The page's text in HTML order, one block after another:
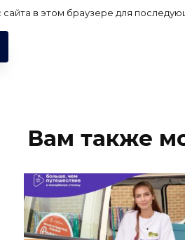
в этом браузере для
Вам также